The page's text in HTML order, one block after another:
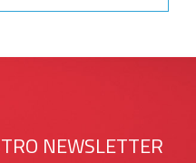
NEWSLETTER